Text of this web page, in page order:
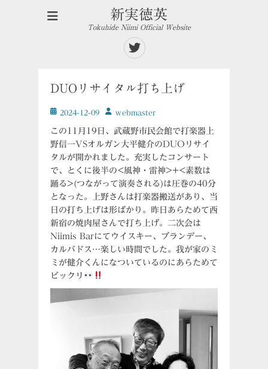
新実徳英
Tokuhide Niimi Official Website
Twitter
DUOリサイタル打ち上げ
投
日
2024-12-09
投
者
ｗebmaster
この11月19日、武蔵野市民会館で打楽器上
野信一VSオルガン大平健介のDUOリサイ
タルが開かれました。充実したコンサート
で、とくに後半の<風神・雷神>+<素数は
踊る>(つながって演奏される)は圧巻の40分
となった。上野さんは打楽器搬送があり、当
日の打ち上げは形ばかり。昨日あらためて西
新宿の焼肉屋さんで打ち上げ。二次会は
Niimis Barにてウイスキー、ブランデー、
カルバドス…楽しい時間でした。我が家のミ
ミが健介くんになついているのにあらためて
ビックリ